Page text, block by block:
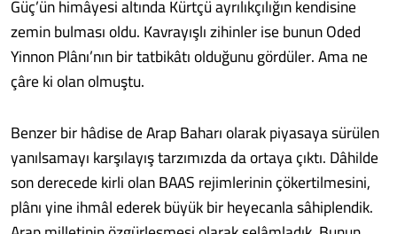
Güç’ün himâyesi altında Kürtçü ayrılıkçılığın kendisine
zemin bulması oldu. Kavrayışlı zihinler ise bunun Oded
Yinnon Plânı’nın bir tatbikâtı olduğunu gördüler. Ama ne
çâre ki olan olmuştu.
Benzer bir hâdise de Arap Baharı olarak piyasaya sürülen
yanılsamayı karşılayış tarzımızda da ortaya çıktı. Dâhilde
son derecede kirli olan BAAS rejimlerinin çökertilmesini,
plânı yine ihmâl ederek büyük bir heyecanla sâhiplendik.